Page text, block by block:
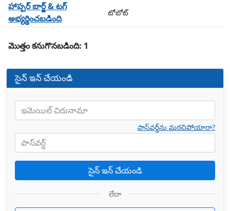
హాప్పర్ బార్జ్ & టగ్
అభ్యర్థించబడింది
టోబోట్
మొత్తం కనుగొనబడింది: 1
సైన్ ఇన్ చేయండి
ఇమెయిల్ చిరునామా
పాస్‌వర్డ్
పాస్‌వర్డ్‌ను మరచిపోయారా?
సైన్ ఇన్ చేయండి
లేదా